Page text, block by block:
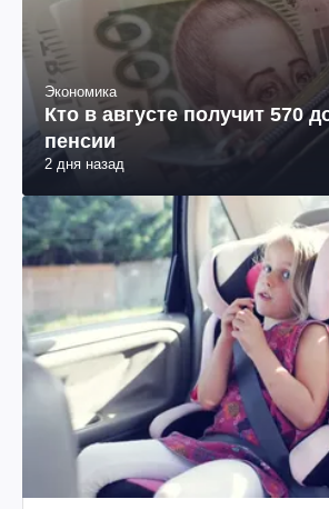
Экономика
Кто в августе получит 570
пенсии
2 дня назад